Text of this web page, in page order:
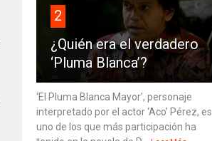
2
¿Quién era el verdadero
‘Pluma Blanca’?
‘El Pluma Blanca Mayor’, personaje
interpretado por el actor ‘Aco’ Pérez, es
uno de los que más participación ha